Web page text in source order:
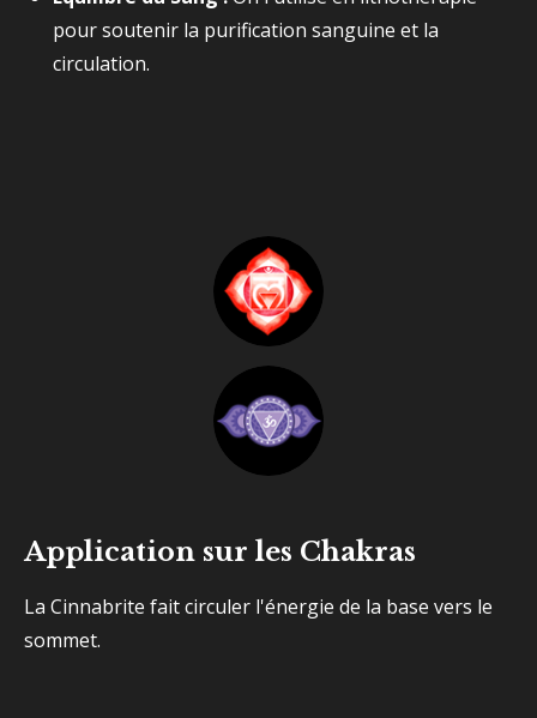
pour soutenir la purification sanguine et la
circulation.
Application sur les Chakras
La Cinnabrite fait circuler l'énergie de la base vers le
sommet.